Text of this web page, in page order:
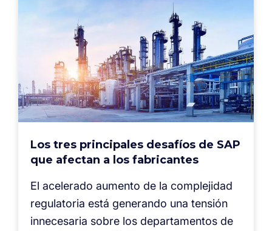
Los tres principales desafíos de SAP
que afectan a los fabricantes
El acelerado aumento de la complejidad
regulatoria está generando una tensión
innecesaria sobre los departamentos de